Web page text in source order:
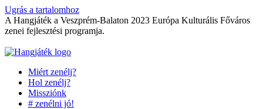
Ugrás a tartalomhoz
A Hangjáték a Veszprém-Balaton 2023 Európa Kulturális Főváros
zenei fejlesztési programja.
Miért zenélj?
Hol zenélj?
Missziónk
# zenélni jó!